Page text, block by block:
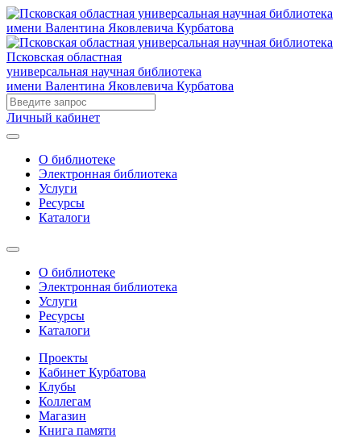
Псковская областная
универсальная научная библиотека
имени Валентина Яковлевича Курбатова
Личный кабинет
О библиотеке
Электронная библиотека
Услуги
Ресурсы
Каталоги
О библиотеке
Электронная библиотека
Услуги
Ресурсы
Каталоги
Проекты
Кабинет Курбатова
Клубы
Коллегам
Магазин
Книга памяти